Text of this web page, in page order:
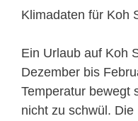
Klimadaten für Koh
Ein Urlaub auf Koh
Dezember bis
Temperatur bewegt
nicht zu schwül.